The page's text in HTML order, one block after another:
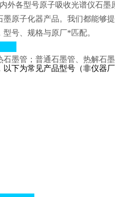
外各型号原子吸收光谱仪石墨
原子化器产品。我们都能够
号、规格与原厂*匹配。
墨管；普通石墨管、热解石
以下为常见产品型号（非仪器